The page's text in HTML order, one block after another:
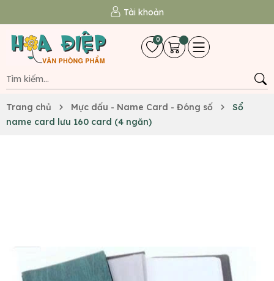
Tài khoản
0
Trang chủ Mực dấu - Name Card - Đóng số
Sổ
name card lưu 160 card (4 ngăn)